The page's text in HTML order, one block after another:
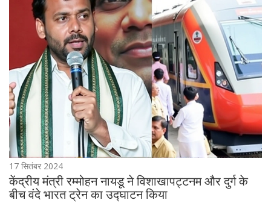
17 सितंबर 2024
केंद्रीय मंत्री रम्मोहन नायडू ने विशाखापट्टनम और दुर्ग के
बीच वंदे भारत ट्रेन का उद्घाटन किया